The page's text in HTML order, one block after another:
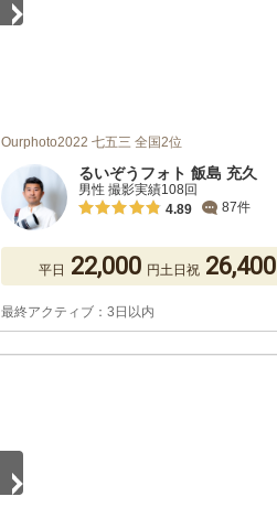
Ourphoto2022 七五三 全国2位
るいぞうフォト 飯島 充久
男性 撮影実績108回
4.89
87件
平日 22,000 円土日祝 26,400
最終アクティブ：3日以内